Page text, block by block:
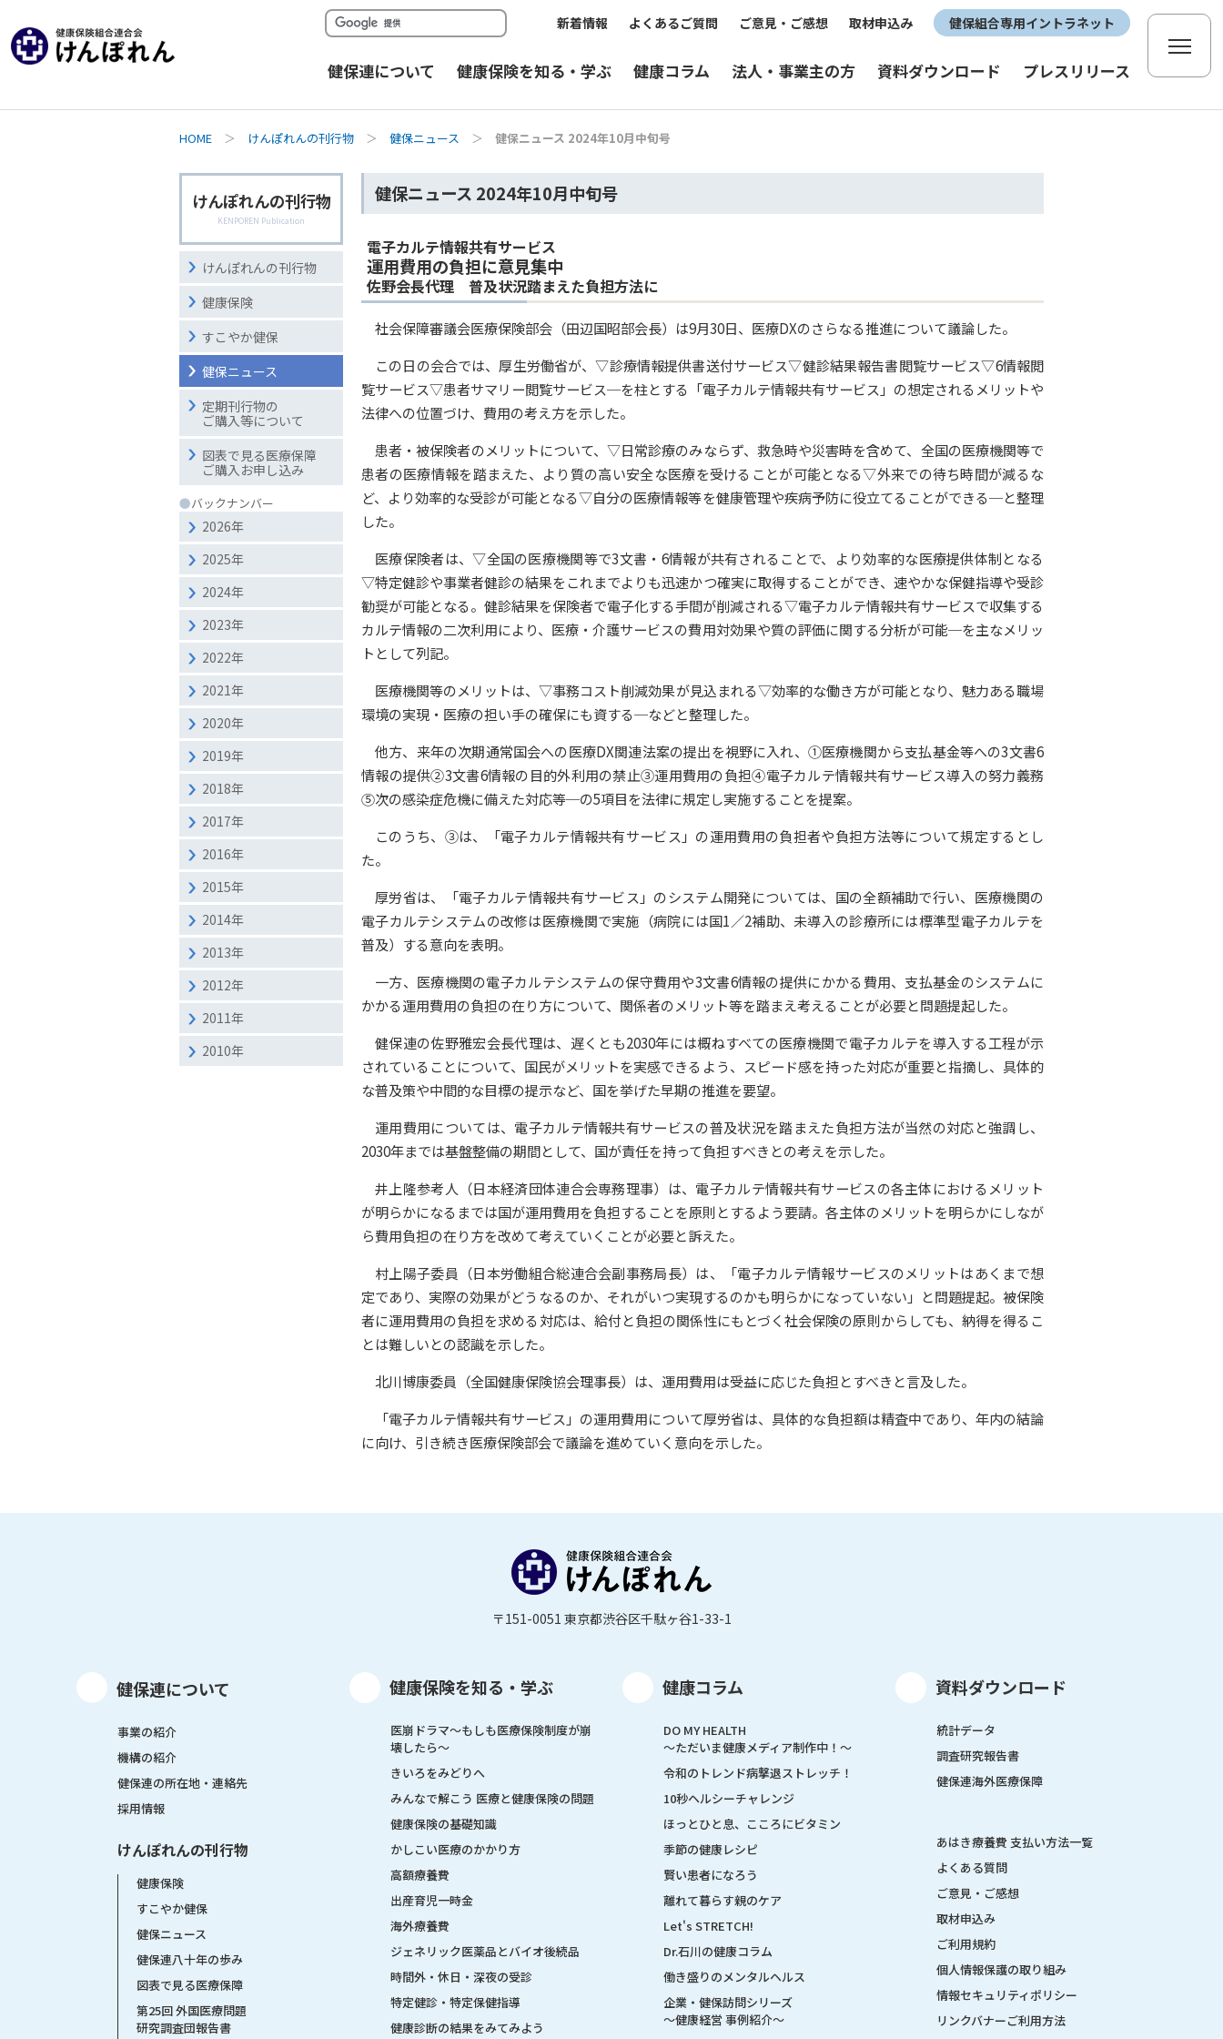
新着情報 よくあるご質問 ご意見・ご感想 取材申込み 健保組合専用イントラネット
健保連について 健康保険を知る・学ぶ 健康コラム 法人・事業主の方 資料ダウンロード プレスリリース
HOME ＞ けんぽれんの刊行物 ＞ 健保ニュース ＞ 健保ニュース 2024年10月中旬号
健保ニュース 2024年10月中旬号
電子カルテ情報共有サービス
運用費用の負担に意見集中
佐野会長代理 普及状況踏まえた負担方法に
社会保障審議会医療保険部会（田辺国昭部会長）は9月30日、医療DXのさらなる推進について議論した。
この日の会合では、厚生労働省が、▽診療情報提供書送付サービス▽健診結果報告書閲覧サービス▽6情報閲
覧サービス▽患者サマリー閲覧サービス─を柱とする「電子カルテ情報共有サービス」の想定されるメリットや
法律への位置づけ、費用の考え方を示した。
患者・被保険者のメリットについて、▽日常診療のみならず、救急時や災害時を含めて、全国の医療機関等で
患者の医療情報を踏まえた、より質の高い安全な医療を受けることが可能となる▽外来での待ち時間が減るな
ど、より効率的な受診が可能となる▽自分の医療情報等を健康管理や疾病予防に役立てることができる─と整理
した。
医療保険者は、▽全国の医療機関等で3文書・6情報が共有されることで、より効率的な医療提供体制となる
▽特定健診や事業者健診の結果をこれまでよりも迅速かつ確実に取得することができ、速やかな保健指導や受診
勧奨が可能となる。健診結果を保険者で電子化する手間が削減される▽電子カルテ情報共有サービスで収集する
カルテ情報の二次利用により、医療・介護サービスの費用対効果や質の評価に関する分析が可能─を主なメリッ
トとして列記。
医療機関等のメリットは、▽事務コスト削減効果が見込まれる▽効率的な働き方が可能となり、魅力ある職場
環境の実現・医療の担い手の確保にも資する─などと整理した。
他方、来年の次期通常国会への医療DX関連法案の提出を視野に入れ、①医療機関から支払基金等への3文書6
情報の提供②3文書6情報の目的外利用の禁止③運用費用の負担④電子カルテ情報共有サービス導入の努力義務
⑤次の感染症危機に備えた対応等─の5項目を法律に規定し実施することを提案。
このうち、③は、「電子カルテ情報共有サービス」の運用費用の負担者や負担方法等について規定するとし
た。
厚労省は、「電子カルテ情報共有サービス」のシステム開発については、国の全額補助で行い、医療機関の
電子カルテシステムの改修は医療機関で実施（病院には国1／2補助、未導入の診療所には標準型電子カルテを
普及）する意向を表明。
一方、医療機関の電子カルテシステムの保守費用や3文書6情報の提供にかかる費用、支払基金のシステムに
かかる運用費用の負担の在り方について、関係者のメリット等を踏まえ考えることが必要と問題提起した。
健保連の佐野雅宏会長代理は、遅くとも2030年には概ねすべての医療機関で電子カルテを導入する工程が示
されていることについて、国民がメリットを実感できるよう、スピード感を持った対応が重要と指摘し、具体的
な普及策や中間的な目標の提示など、国を挙げた早期の推進を要望。
運用費用については、電子カルテ情報共有サービスの普及状況を踏まえた負担方法が当然の対応と強調し、
2030年までは基盤整備の期間として、国が責任を持って負担すべきとの考えを示した。
井上隆参考人（日本経済団体連合会専務理事）は、電子カルテ情報共有サービスの各主体におけるメリット
が明らかになるまでは国が運用費用を負担することを原則とするよう要請。各主体のメリットを明らかにしなが
ら費用負担の在り方を改めて考えていくことが必要と訴えた。
村上陽子委員（日本労働組合総連合会副事務局長）は、「電子カルテ情報サービスのメリットはあくまで想
定であり、実際の効果がどうなるのか、それがいつ実現するのかも明らかになっていない」と問題提起。被保険
者に運用費用の負担を求める対応は、給付と負担の関係性にもとづく社会保険の原則からしても、納得を得るこ
とは難しいとの認識を示した。
北川博康委員（全国健康保険協会理事長）は、運用費用は受益に応じた負担とすべきと言及した。
「電子カルテ情報共有サービス」の運用費用について厚労省は、具体的な負担額は精査中であり、年内の結論
に向け、引き続き医療保険部会で議論を進めていく意向を示した。
けんぽれんの刊行物
KENPOREN Publication
けんぽれんの刊行物
健康保険
すこやか健保
健保ニュース
定期刊行物の
ご購入等について
図表で見る医療保障
ご購入お申し込み
●バックナンバー
2026年
2025年
2024年
2023年
2022年
2021年
2020年
2019年
2018年
2017年
2016年
2015年
2014年
2013年
2012年
2011年
2010年
〒151-0051 東京都渋谷区千駄ヶ谷1-33-1
健保連について
事業の紹介
機構の紹介
健保連の所在地・連絡先
採用情報
けんぽれんの刊行物
健康保険
すこやか健保
健保ニュース
健保連八十年の歩み
図表で見る医療保障
第25回 外国医療問題
研究調査団報告書
健康保険を知る・学ぶ
医崩ドラマ〜もしも医療保険制度が崩
壊したら〜
きいろをみどりへ
みんなで解こう 医療と健康保険の問題
健康保険の基礎知識
かしこい医療のかかり方
高額療養費
出産育児一時金
海外療養費
ジェネリック医薬品とバイオ後続品
時間外・休日・深夜の受診
特定健診・特定保健指導
健康診断の結果をみてみよう
健康コラム
DO MY HEALTH
～ただいま健康メディア制作中！～
令和のトレンド病撃退ストレッチ！
10秒ヘルシーチャレンジ
ほっとひと息、こころにビタミン
季節の健康レシピ
賢い患者になろう
離れて暮らす親のケア
Let's STRETCH!
Dr.石川の健康コラム
働き盛りのメンタルヘルス
企業・健保訪問シリーズ
～健康経営 事例紹介～
資料ダウンロード
統計データ
調査研究報告書
健保連海外医療保障
あはき療養費 支払い方法一覧
よくある質問
ご意見・ご感想
取材申込み
ご利用規約
個人情報保護の取り組み
情報セキュリティポリシー
リンクバナーご利用方法